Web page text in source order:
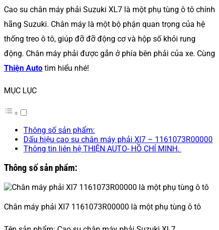
Cao su chân máy phải Suzuki XL7 là một phụ tùng ô tô chính
hãng Suzuki. Chân máy là một bộ phận quan trọng của hệ
thống treo ô tô, giúp đỡ đỡ động cơ và hộp số khỏi rung
động. Chân máy phải được gắn ở phía bên phải của xe. Cùng
Thiện Auto tìm hiểu nhé!
MỤC LỤC
Thông số sản phẩm:
Dấu hiệu cao su chân máy phải Xl7 – 1161073R00000
Thông tin liên hệ THIỆN AUTO- HỒ CHÍ MINH.
Thông số sản phẩm:
Chân máy phải Xl7 1161073R00000 là một phụ tùng ô tô